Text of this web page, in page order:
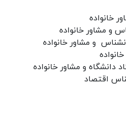
خانواده
و مشاور خانواده
و مشاور خانواده
دانشگاه و مشاور خانواده
اقتصاد